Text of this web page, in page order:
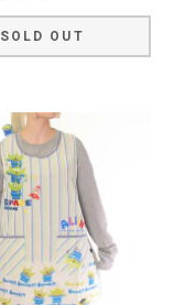
SOLD OUT